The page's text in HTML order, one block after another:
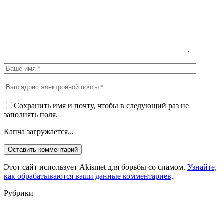
Сохранить имя и почту, чтобы в следующий раз не
заполнять поля.
Капча загружается...
Этот сайт использует Akismet для борьбы со спамом. Узнайте,
как обрабатываются ваши данные комментариев.
Рубрики